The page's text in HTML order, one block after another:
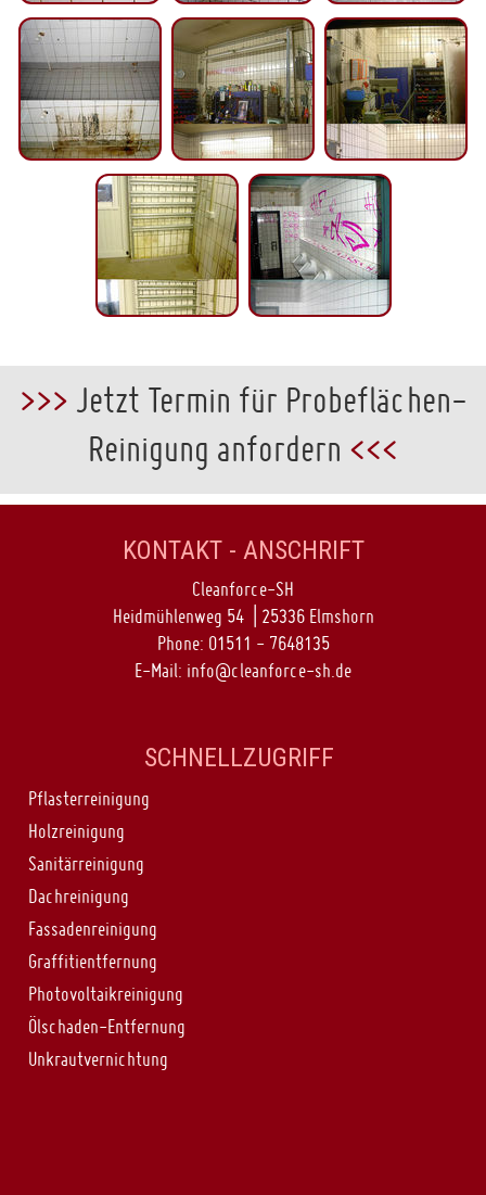
>>> Jetzt Termin für Probeflächen-
Reinigung anfordern <<<
KONTAKT - ANSCHRIFT
Cleanforce-SH
Heidmühlenweg 54 | 25336 Elmshorn
Phone: 01511 - 7648135
E-Mail: info@cleanforce-sh.de
SCHNELLZUGRIFF
Pflasterreinigung
Holzreinigung
Sanitärreinigung
Dachreinigung
Fassadenreinigung
Graffitientfernung
Photovoltaikreinigung
Ölschaden-Entfernung
Unkrautvernichtung